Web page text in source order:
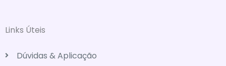
Links Úteis
Dúvidas & Aplicação